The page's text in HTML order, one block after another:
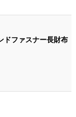
ドファスナー長財布